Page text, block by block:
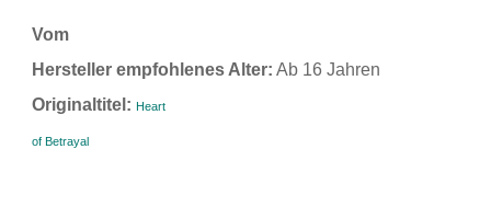
Vom
Hersteller empfohlenes Alter: Ab 16 Jahren
Originaltitel: Heart
of Betrayal